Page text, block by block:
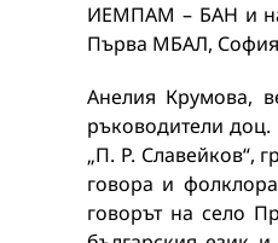
ИЕМПАМ – БАН и
Първа МБАЛ,
Анелия Крумова,
ръководители
„П. Р. Славейков“,
говора и
говорът на село